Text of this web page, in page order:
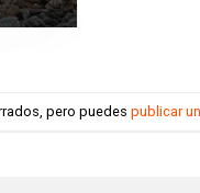
pero puedes publicar